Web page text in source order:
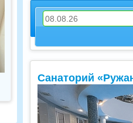
+7 495 215 5755 доб.
+7 925-084-93-70
Санаторий